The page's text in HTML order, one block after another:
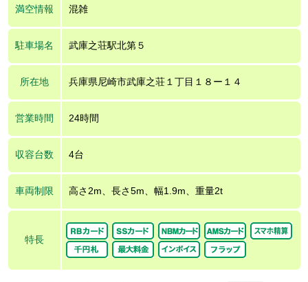
満空情報 混雑
駐車場名 武庫之荘駅北第５
所在地 兵庫県尼崎市武庫之荘１丁目１８ー１４
営業時間 24時間
収容台数 4台
車両制限 高さ2m、長さ5m、幅1.9m、重量2t
特長